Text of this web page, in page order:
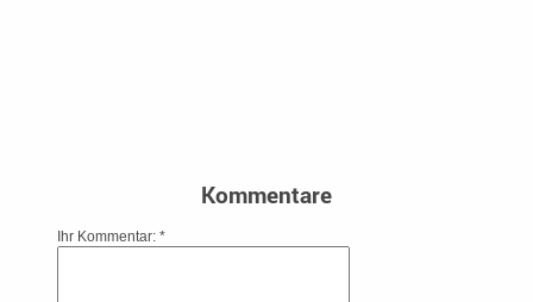
Kommentare
Ihr Kommentar: *